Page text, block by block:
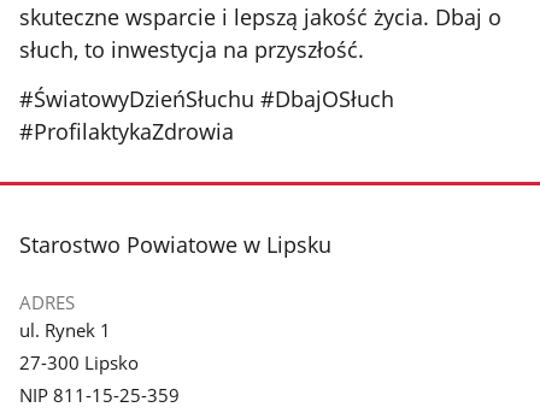
skuteczne wsparcie i lepszą jakość życia. Dbaj o
słuch, to inwestycja na przyszłość.
#ŚwiatowyDzieńSłuchu #DbajOSłuch
#ProfilaktykaZdrowia
stopka
Starostwo Powiatowe w Lipsku
ADRES
ul. Rynek 1
27-300 Lipsko
NIP 811-15-25-359